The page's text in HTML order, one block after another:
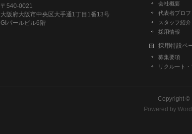
〒540-0021
大阪府大阪市中央区大手通1丁目1番13号
GIパールビル6階
会社概要
代表者プロ
スタッフ紹介
採用情報
採用特設ペ
募集要項
リクルート
Copyright ©
Powered by